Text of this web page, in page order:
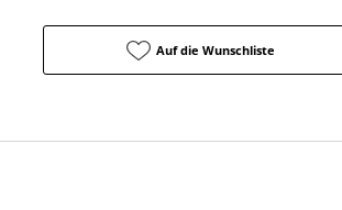
Auf die Wunschliste